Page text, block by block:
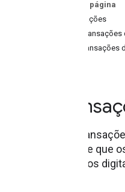
Nesta página
Transações
Criar
Crie
Crie
permite que
produtos